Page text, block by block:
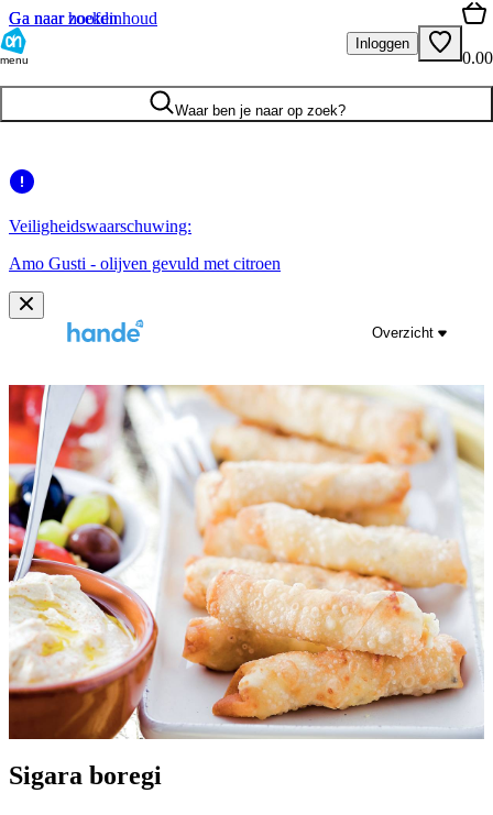
Ga naar hoofdinhoud
Ga naar zoeken
menu
Inloggen
0.00
Waar ben je naar op zoek?
Veiligheidswaarschuwing:
Amo Gusti - olijven gevuld met citroen
Overzicht
Sigara boregi